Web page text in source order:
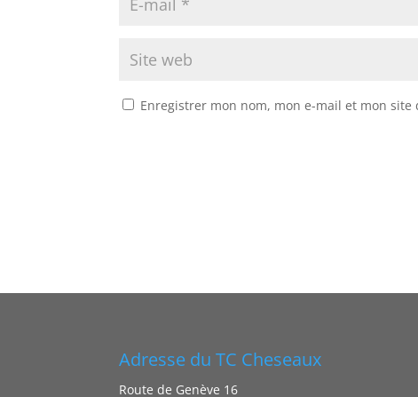
Enregistrer mon nom, mon e-mail et mon
t
i
t
i
Adresse du TC Cheseaux
Route de Genève 16